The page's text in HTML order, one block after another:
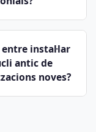
instal·lar
antic de
noves?